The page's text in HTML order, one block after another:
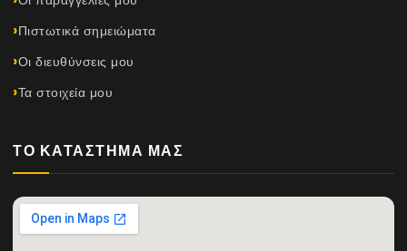
Πιστωτικά σημειώματα
Οι διευθύνσεις μου
Τα στοιχεία μου
ΤΟ ΚΑΤΆΣΤΗΜΆ ΜΑΣ